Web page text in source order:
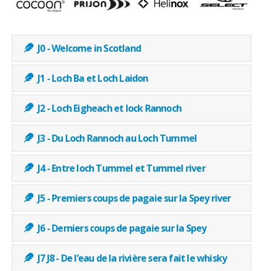
J0 - Welcome in Scotland
J1 - Loch Ba et Loch Laidon
J2 - Loch Eigheach et lock Rannoch
J3 - Du Loch Rannoch au Loch Tummel
J4 - Entre loch Tummel et Tummel river
J5 - Premiers coups de pagaie sur la Spey river
J6 - Derniers coups de pagaie sur la Spey
J7 J8 - De l’eau de la rivière sera fait le whisky